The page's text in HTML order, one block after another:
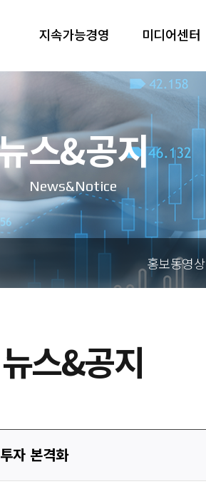
지속가능경영 미디어센터
스&공지
News&Notice
홍보동영상
뉴스&공지
자 본격화